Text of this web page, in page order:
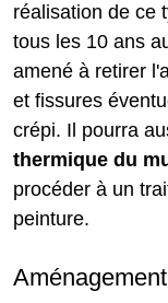
réalisation de ce
tous les 10 ans
amené à retirer
et fissures
crépi. Il pourra
thermique du
procéder à un
peinture.